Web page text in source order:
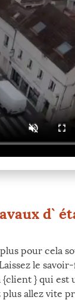
d`
pour cela
le
} qui est
allez vite